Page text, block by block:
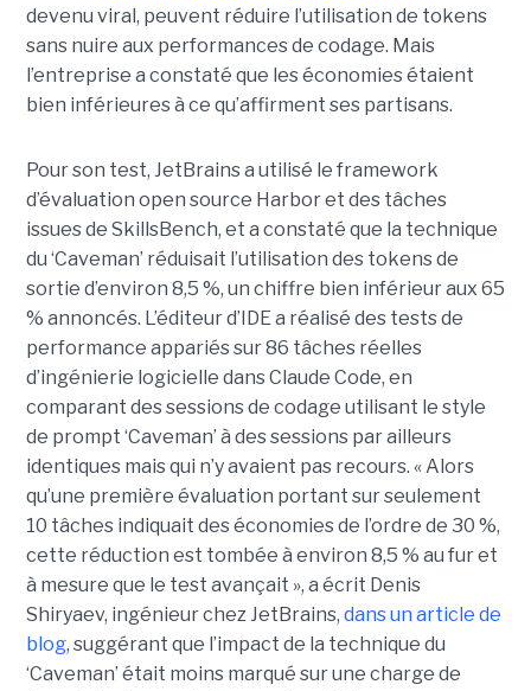
devenu viral, peuvent réduire l’utilisation de tokens
sans nuire aux performances de codage. Mais
l’entreprise a constaté que les économies étaient
bien inférieures à ce qu’affirment ses partisans.
Pour son test, JetBrains a utilisé le framework
d’évaluation open source Harbor et des tâches
issues de SkillsBench, et a constaté que la technique
du ‘Caveman’ réduisait l’utilisation des tokens de
sortie d’environ 8,5 %, un chiffre bien inférieur aux 65
% annoncés. L’éditeur d’IDE a réalisé des tests de
performance appariés sur 86 tâches réelles
d’ingénierie logicielle dans Claude Code, en
comparant des sessions de codage utilisant le style
de prompt ‘Caveman’ à des sessions par ailleurs
identiques mais qui n’y avaient pas recours. « Alors
qu’une première évaluation portant sur seulement
10 tâches indiquait des économies de l’ordre de 30 %,
cette réduction est tombée à environ 8,5 % au fur et
à mesure que le test avançait », a écrit Denis
Shiryaev, ingénieur chez JetBrains, dans un article de
blog, suggérant que l’impact de la technique du
‘Caveman’ était moins marqué sur une charge de